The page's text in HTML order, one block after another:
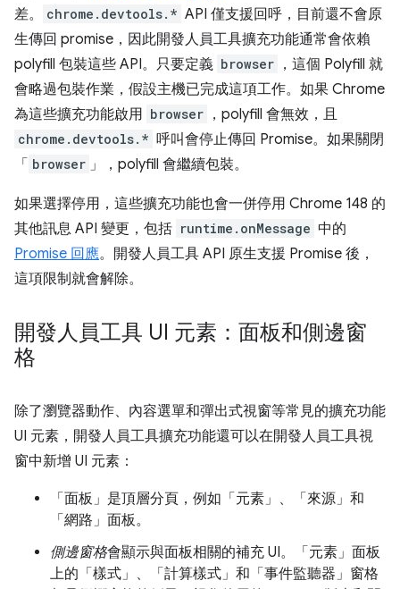
差。
chrome.devtools.* API 僅支援回呼，目前還不會原
生傳回 promise，因此開發人員工具擴充功能通常會依賴
polyfill 包裝這些 API。只要定義 browser ，這個 Polyfill 就
會略過包裝作業，假設主機已完成這項工作。如果 Chrome
為這些擴充功能啟用 browser ，polyfill 會無效，且
chrome.devtools.* 呼叫會停止傳回 Promise。如果關閉
「 browser 」，polyfill 會繼續包裝。
如果選擇停用，這些擴充功能也會一併停用 Chrome 148 的
其他訊息 API 變更，包括 runtime.onMessage 中的
Promise 回應。開發人員工具 API 原生支援 Promise 後，
這項限制就會解除。
開發人員工具 UI 元素：面板和側邊窗
格
除了瀏覽器動作、內容選單和彈出式視窗等常見的擴充功能
UI 元素，開發人員工具擴充功能還可以在開發人員工具視
窗中新增 UI 元素：
「面板」 是頂層分頁，例如「元素」、「來源」和
「網路」面板。
側邊窗格會顯示與面板相關的補充 UI。「元素」面板
上的「樣式」、「計算樣式」和「事件監聽器」窗格